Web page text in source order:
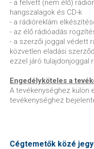
ENGEDÉLYKÖTELES
KAPCSOLAT
IRODÁK
- a felvett (nem élő)
hangszalagok és CD-k
- a rádióreklám
- az élő rádióadás
- a szerzői joggal védett
közvetlen eladási
ezzel járó tulajdonjoggal
Engedélyköteles a
A tevékenységhez külön
tevékenységhez
Cégtemetők közé